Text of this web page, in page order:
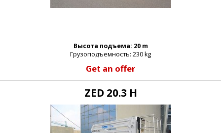
Высота подъема: 20 m
Грузоподъемность: 230 kg
Get an offer
ZED 20.3 H